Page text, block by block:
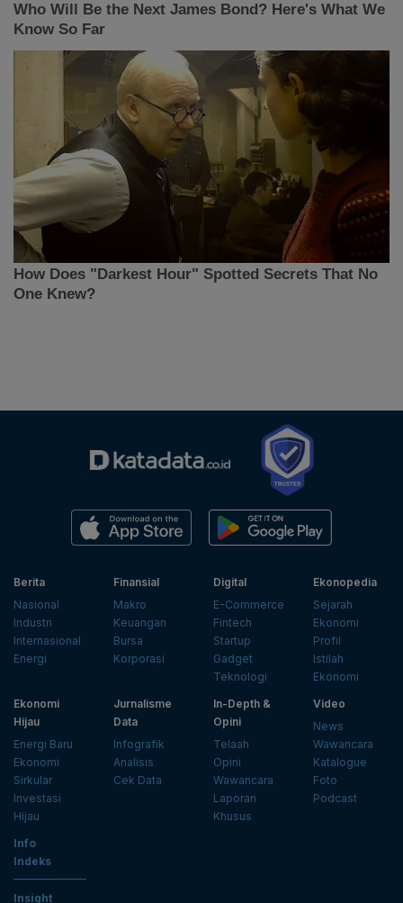
Berita
Nasional
Industri
Internasional
Energi
Finansial
Makro
Keuangan
Bursa
Korporasi
Digital
E-Commerce
Fintech
Startup
Gadget
Teknologi
Ekonopedia
Sejarah
Ekonomi
Profil
Istilah
Ekonomi
Ekonomi
Hijau
Energi Baru
Ekonomi
Sirkular
Investasi
Hijau
Jurnalisme
Data
Infografik
Analisis
Cek Data
In-Depth &
Opini
Telaah
Opini
Wawancara
Laporan
Khusus
Video
News
Wawancara
Katalogue
Foto
Podcast
Info
Indeks
Insight